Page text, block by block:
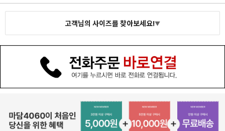
고객님의 사이즈를 찾아보세요!▼